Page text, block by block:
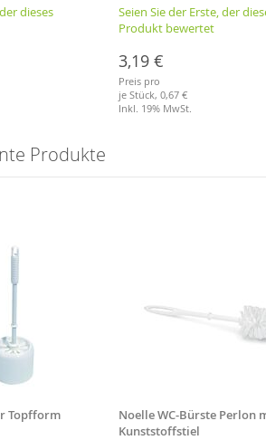
dieses
Seien Sie der Erste, der
Produkt bewertet
3,19 €
Preis pro
je Stück,0,67 €
Inkl. 19% MwSt.
Produkte
Topfform
Noelle WC-Bürste Perlon
Kunststoffstiel